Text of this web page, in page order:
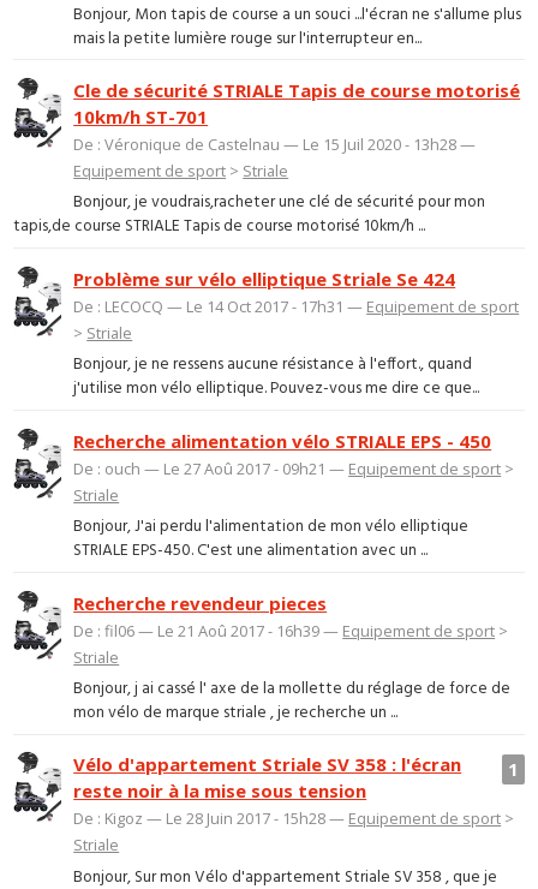
Bonjour, Mon tapis de course a un souci ...l'écran ne s'allume plus
mais la petite lumière rouge sur l'interrupteur en...
Cle de sécurité STRIALE Tapis de course motorisé
10km/h ST-701
De : Véronique de Castelnau — Le 15 Juil 2020 - 13h28 —
Equipement de sport > Striale
Bonjour, je voudrais,racheter une clé de sécurité pour mon
tapis,de course STRIALE Tapis de course motorisé 10km/h ...
Problème sur vélo elliptique Striale Se 424
De : LECOCQ — Le 14 Oct 2017 - 17h31 — Equipement de sport
> Striale
Bonjour, je ne ressens aucune résistance à l'effort., quand
j'utilise mon vélo elliptique. Pouvez-vous me dire ce que...
Recherche alimentation vélo STRIALE EPS - 450
De : ouch — Le 27 Aoû 2017 - 09h21 — Equipement de sport >
Striale
Bonjour, J'ai perdu l'alimentation de mon vélo elliptique
STRIALE EPS-450. C'est une alimentation avec un ...
Recherche revendeur pieces
De : fil06 — Le 21 Aoû 2017 - 16h39 — Equipement de sport >
Striale
Bonjour, j ai cassé l' axe de la mollette du réglage de force de
mon vélo de marque striale , je recherche un ...
1
Vélo d'appartement Striale SV 358 : l'écran
reste noir à la mise sous tension
De : Kigoz — Le 28 Juin 2017 - 15h28 — Equipement de sport >
Striale
Bonjour, Sur mon Vélo d'appartement Striale SV 358 , que je